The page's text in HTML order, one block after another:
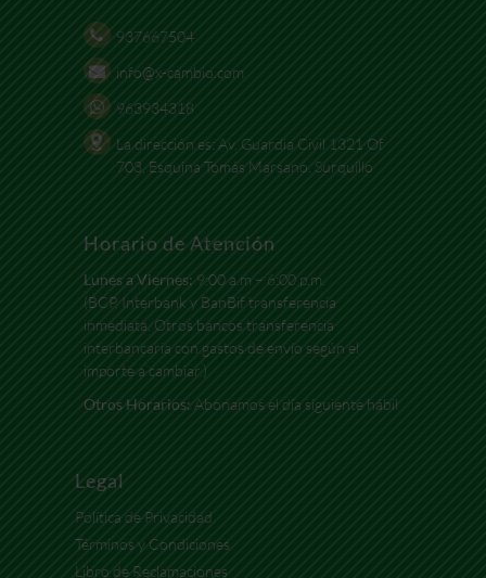
937667504
info@x-cambio.com
963934318
La dirección es: Av. Guardia Civil 1321 Of
703, Esquina Tomás Marsano, Surquillo
Horario de Atención
Lunes a Viernes: 9:00 a.m – 6:00 p.m.
(BCP, Interbank y BanBif transferencia
inmediata. Otros bancos transferencia
interbancaria con gastos de envío según el
importe a cambiar.)
Otros Horarios: Abonamos el día siguiente hábil
Legal
Política de Privacidad
Términos y Condiciones
Libro de Reclamaciones